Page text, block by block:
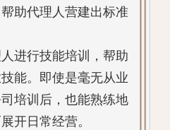
助代理人营建出标准
进行技能培训，帮助
能。即使是毫无从业
培训后，也能熟练地
开日常经营。